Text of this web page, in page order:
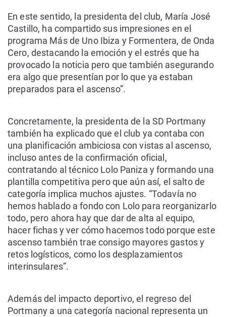
En este sentido, la presidenta del club, María José
Castillo, ha compartido sus impresiones en el
programa Más de Uno Ibiza y Formentera, de Onda
Cero, destacando la emoción y el estrés que ha
provocado la noticia pero que también asegurando
era algo que presentían por lo que ya estaban
preparados para el ascenso”.
Concretamente, la presidenta de la SD Portmany
también ha explicado que el club ya contaba con
una planificación ambiciosa con vistas al ascenso,
incluso antes de la confirmación oficial,
contratando al técnico Lolo Paniza y formando una
plantilla competitiva pero que aún así, el salto de
categoría implica muchos ajustes. “Todavía no
hemos hablado a fondo con Lolo para reorganizarlo
todo, pero ahora hay que dar de alta al equipo,
hacer fichas y ver cómo hacemos todo porque este
ascenso también trae consigo mayores gastos y
retos logísticos, como los desplazamientos
interinsulares”.
Además del impacto deportivo, el regreso del
Portmany a una categoría nacional representa un